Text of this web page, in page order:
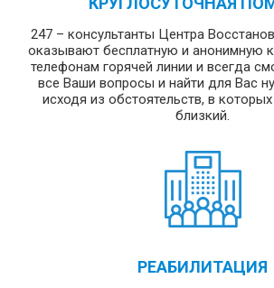
247 – консультанты Центра
оказывают бесплатную и анонимную
телефонам горячей линии и всегда
все Ваши вопросы и найти для Вас
исходя из обстоятельств, в
близкий.
РЕАБИЛИТАЦИЯ